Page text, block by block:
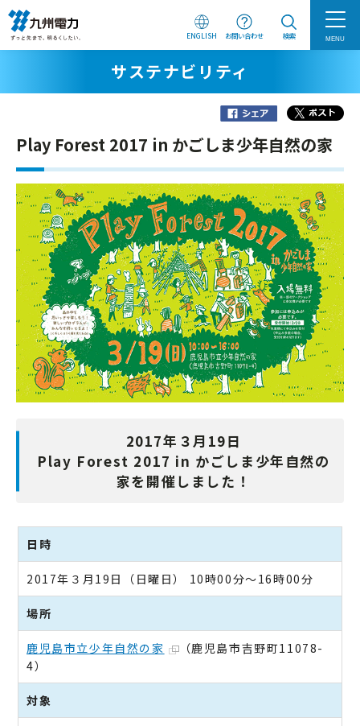
ENGLISH お問い合わせ 検索 MENU
サステナビリティ
Play Forest 2017 in かごしま少年自然の家
2017年３月19日
Play Forest 2017 in かごしま少年自然の
家を開催しました！
日時
2017年３月19日（日曜日） 10時00分～16時00分
場所
鹿児島市立少年自然の家
（鹿児島市吉野町11078-
4）
対象